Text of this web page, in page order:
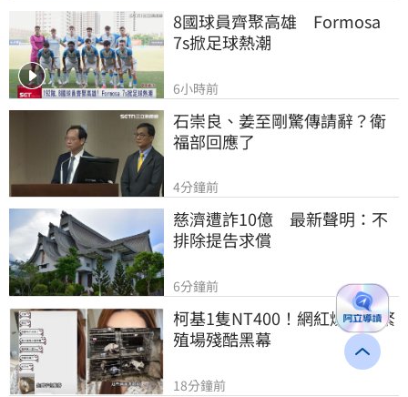
8國球員齊聚高雄　Formosa
7s掀足球熱潮
6小時前
石崇良、姜至剛驚傳請辭？衛
福部回應了
4分鐘前
慈濟遭詐10億　最新聲明：不
排除提告求償
6分鐘前
柯基1隻NT400！網紅爆中國繁
殖場殘酷黑幕
18分鐘前